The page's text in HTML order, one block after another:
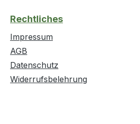
Rechtliches
Impressum
AGB
Datenschutz
Widerrufsbelehrung